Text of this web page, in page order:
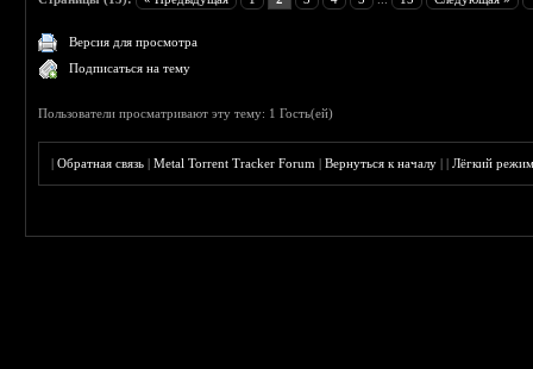
Версия для просмотра
Подписаться на тему
Пользователи просматривают эту тему: 1 Гость(ей)
|Обратная связь |Metal Torrent Tracker Forum |Вернуться к началу ||Лёгкий